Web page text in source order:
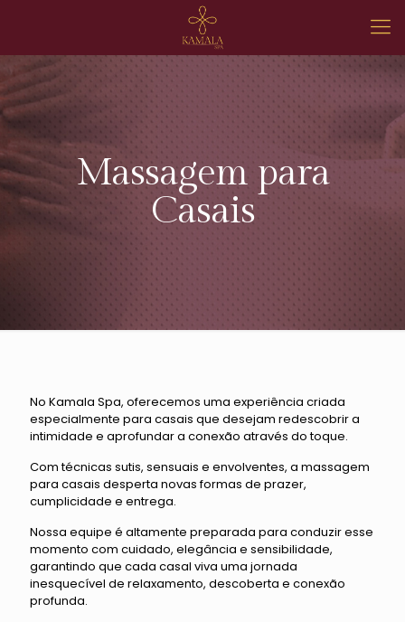
Massagem para
Casais
No Kamala Spa, oferecemos uma experiência criada
especialmente para casais que desejam redescobrir a
intimidade e aprofundar a conexão através do toque.
Com técnicas sutis, sensuais e envolventes, a massagem
para casais desperta novas formas de prazer,
cumplicidade e entrega.
Nossa equipe é altamente preparada para conduzir esse
momento com cuidado, elegância e sensibilidade,
garantindo que cada casal viva uma jornada
inesquecível de relaxamento, descoberta e conexão
profunda.